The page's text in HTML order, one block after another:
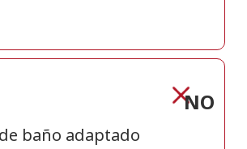
baño adaptado
NO